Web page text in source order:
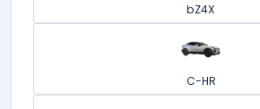
bZ4X
C-HR